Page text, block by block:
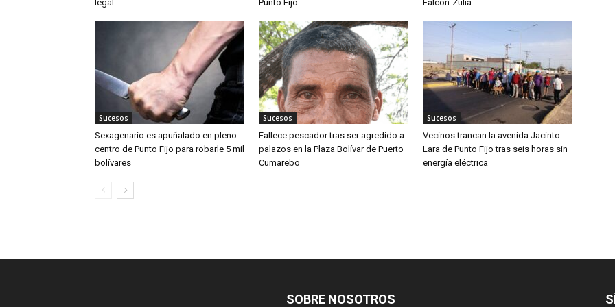
legal
Punto Fijo
Falcón-Zulia
Sucesos
Sexagenario es apuñalado en pleno
centro de Punto Fijo para robarle 5 mil
bolívares
Sucesos
Fallece pescador tras ser agredido a
palazos en la Plaza Bolívar de Puerto
Cumarebo
Sucesos
Vecinos trancan la avenida Jacinto
Lara de Punto Fijo tras seis horas sin
energía eléctrica
SOBRE NOSOTROS